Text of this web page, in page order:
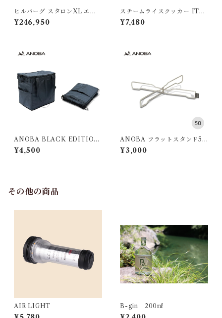
ヒルバーグ スタロンXL エク
ステンション タクティカ
ル ポールセット
¥246,950
スチームライスクッカー ITA
DAKI
¥7,480
ANOBA BLACK EDITION
マルチダストバケット
¥4,500
ANOBA フラットスタンド50
SUS Ver.
¥3,000
その他の商品
AIR LIGHT B-gin 200㎖